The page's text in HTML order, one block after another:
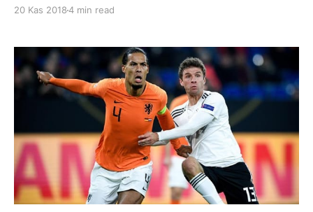
Nuza düdük çalacak. Nuza’nın yardımcılıkla
20 Kas 20184 min read